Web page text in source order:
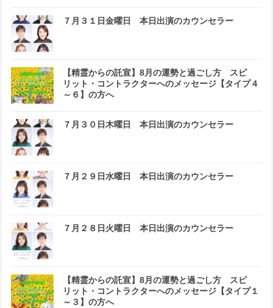
７月３１日金曜日 本日出演のカウンセラー
【精霊からの託宣】8月の運勢と過ごし方 スピ
リット・コントラクターへのメッセージ【タイプ４
～６】の方へ
７月３０日木曜日 本日出演のカウンセラー
７月２９日水曜日 本日出演のカウンセラー
７月２８日火曜日 本日出演のカウンセラー
【精霊からの託宣】8月の運勢と過ごし方 スピ
リット・コントラクターへのメッセージ【タイプ１
～３】の方へ